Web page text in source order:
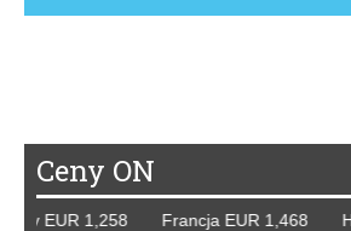
Ceny ON
1,258 Francja EUR 1,468